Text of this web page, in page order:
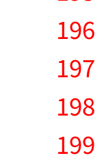
196
197
198
199